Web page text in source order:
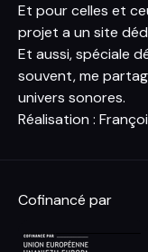
Et pour celles et
projet a un site
Et aussi, spéciale
souvent, me
univers sonores.
Réalisation :
Cofinancé par